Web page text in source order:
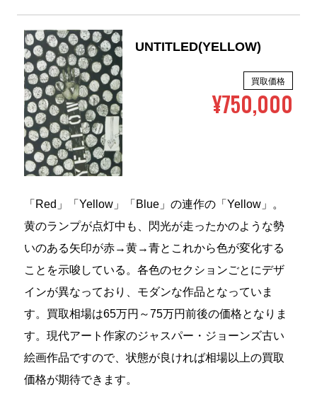
UNTITLED(YELLOW)
買取価格
¥750,000
「Red」「Yellow」「Blue」の連作の「Yellow」。
黄のランプが点灯中も、閃光が走ったかのような勢
いのある矢印が赤→黄→青とこれから色が変化する
ことを示唆している。各色のセクションごとにデザ
インが異なっており、モダンな作品となっていま
す。買取相場は65万円～75万円前後の価格となりま
す。現代アート作家のジャスパー・ジョーンズ古い
絵画作品ですので、状態が良ければ相場以上の買取
価格が期待できます。